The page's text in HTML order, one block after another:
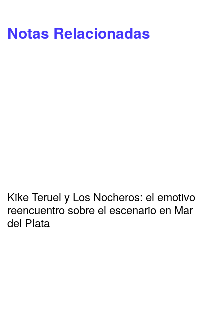
Notas Relacionadas
Kike Teruel y Los Nocheros: el emotivo
reencuentro sobre el escenario en Mar
del Plata